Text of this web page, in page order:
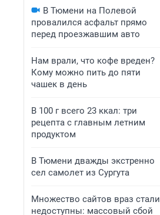
В Тюмени на Полевой
провалился асфальт прямо
перед проезжавшим авто
Нам врали, что кофе вреден?
Кому можно пить до пяти
чашек в день
В 100 г всего 23 ккал: три
рецепта с главным летним
продуктом
В Тюмени дважды экстренно
сел самолет из Сургута
Множество сайтов враз стали
недоступны: массовый сбой